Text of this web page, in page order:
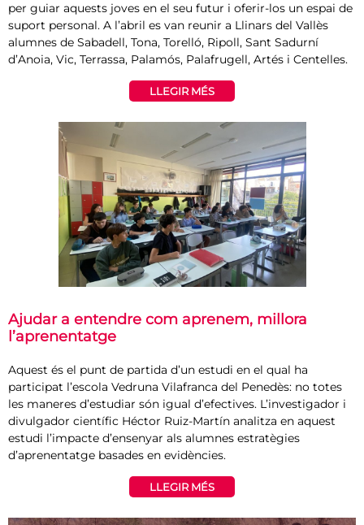
per guiar aquests joves en el seu futur i oferir-los un espai de
suport personal. A l’abril es van reunir a Llinars del Vallès
alumnes de Sabadell, Tona, Torelló, Ripoll, Sant Sadurní
d’Anoia, Vic, Terrassa, Palamós, Palafrugell, Artés i Centelles.
LLEGIR MÉS
Ajudar a entendre com aprenem, millora
l’aprenentatge
Aquest és el punt de partida d’un estudi en el qual ha
participat l’escola Vedruna Vilafranca del Penedès: no totes
les maneres d’estudiar són igual d’efectives. L’investigador i
divulgador científic Héctor Ruiz-Martín analitza en aquest
estudi l’impacte d’ensenyar als alumnes estratègies
d’aprenentatge basades en evidències.
LLEGIR MÉS